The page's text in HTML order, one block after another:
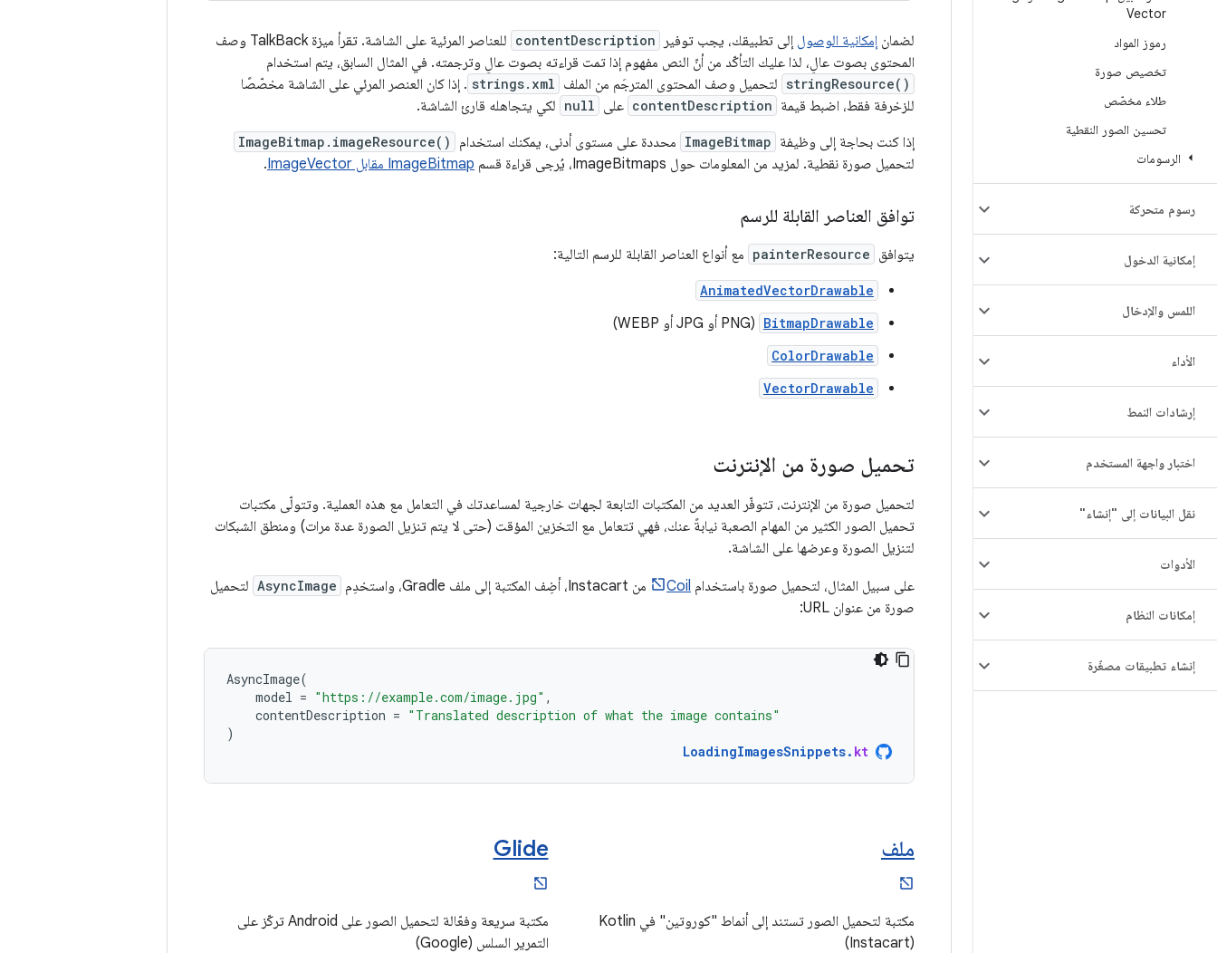
Vector
رموز المواد
تخصيص صورة
طلاء مخصّص
تحسين الصور النقطية
الرسومات
رسوم متحركة
إمكانية الدخول
اللمس والإدخال
الأداء
إرشادات النمط
اختبار واجهة المستخدم
نقل البيانات إلى "إنشاء"
الأدوات
إمكانات النظام
إنشاء تطبيقات مصغّرة
لضمان إمكانية الوصول إلى تطبيقك، يجب توفير contentDescription
للعناصر المرئية على الشاشة. تقرأ ميزة TalkBack وصف
المحتوى بصوت عالٍ، لذا عليك التأكّد من أنّ النص مفهوم إذا تمت قراءته بصوت عالٍ وترجمته. في المثال السابق، يتم استخدام
stringResource() لتحميل وصف المحتوى المترجَم من الملف strings.xml . إذا كان العنصر المرئي على الشاشة مخصّصًا
للزخرفة فقط، اضبط قيمة contentDescription على null لكي يتجاهله قارئ الشاشة.
إذا كنت بحاجة إلى وظيفة ImageBitmap محددة على مستوى أدنى، يمكنك استخدام ImageBitmap.imageResource()
لتحميل صورة نقطية. لمزيد من المعلومات حول ImageBitmaps، يُرجى قراءة قسم ImageBitmap مقابل ImageVector .
توافق العناصر القابلة للرسم
يتوافق painterResource مع أنواع العناصر القابلة للرسم التالية:
AnimatedVectorDrawable
BitmapDrawable (PNG أو JPG أو WEBP)
ColorDrawable
VectorDrawable
تحميل صورة من الإنترنت
لتحميل صورة من الإنترنت، تتوفّر العديد من المكتبات التابعة لجهات خارجية لمساعدتك في التعامل مع هذه العملية. وتتولّى مكتبات
تحميل الصور الكثير من المهام الصعبة نيابةً عنك، فهي تتعامل مع التخزين المؤقت (حتى لا يتم تنزيل الصورة عدة مرات) ومنطق الشبكات
لتنزيل الصورة وعرضها على الشاشة.
على سبيل المثال، لتحميل صورة باستخدام Coil من Instacart، أضِف المكتبة إلى ملف Gradle، واستخدِم AsyncImage لتحميل
صورة من عنوان URL:
AsyncImage(
model = "https://example.com/image.jpg" ,
contentDescription = "Translated description of what the image contains"
)
LoadingImagesSnippets. kt
ملف
مكتبة لتحميل الصور تستند إلى أنماط "كوروتين" في Kotlin
(Instacart)
Glide
مكتبة سريعة وفعّالة لتحميل الصور على Android تركّز على
التمرير السلس (Google)